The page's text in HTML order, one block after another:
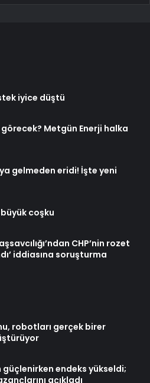
iyice düştü
görecek? Metgün Enerji halka
gelmeden eridi! İşte yeni
coşku
CHP’nin rozet
iddiasına soruşturma
robotları gerçek birer
güçlenirken endeks yükseldi;
açıkladı